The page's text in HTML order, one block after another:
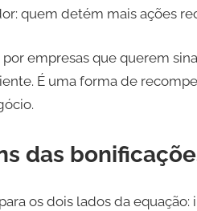
quem detém mais ações
empresas que querem
É uma forma de
das
os dois lados da equação: